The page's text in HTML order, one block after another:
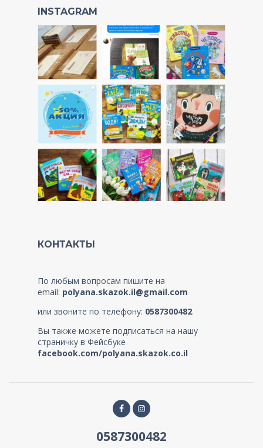
INSTAGRAM
КОНТАКТЫ
По любым вопросам пишите на
email: polyana.skazok.il@gmail.com
или звоните по телефону: 0587300482.
Вы также можете подписаться на нашу
страничку в Фейсбуке
facebook.com/polyana.skazok.co.il
0587300482